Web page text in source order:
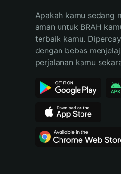
Bahasa Indonesia
Español (Argentina)
Apakah kamu sedang
aman untuk BRAH
terbaik kamu.
dengan bebas
perjalanan kamu